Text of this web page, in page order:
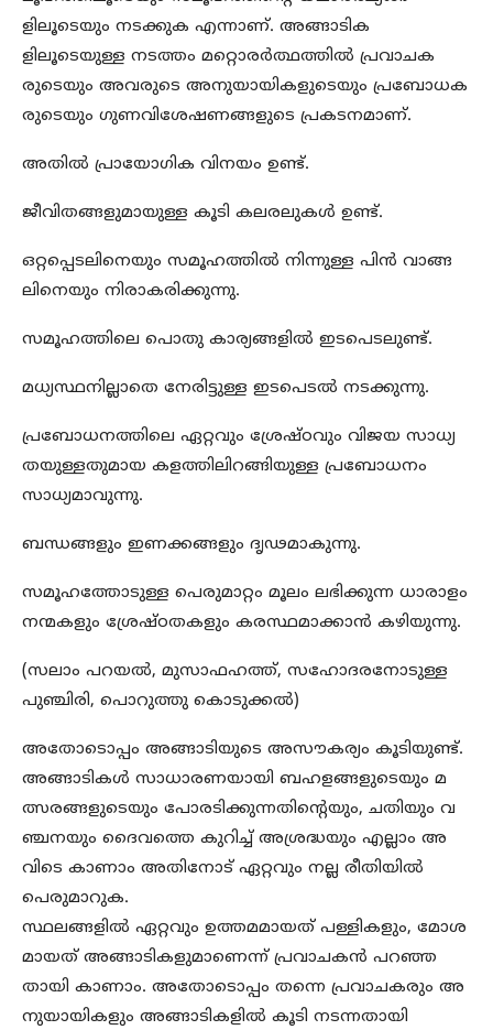
ളിലൂടെയും നടക്കുക എന്നാണ്. അങ്ങാടിക
ളിലൂടെയുള്ള നടത്തം മറ്റൊരർത്ഥത്തിൽ പ്രവാചക
രുടെയും അവരുടെ അനുയായികളുടെയും പ്രബോധക
രുടെയും ഗുണവിശേഷണങ്ങളുടെ പ്രകടനമാണ്.
അതിൽ പ്രായോഗിക വിനയം ഉണ്ട്.
ജീവിതങ്ങളുമായുള്ള കൂടി കലരലുകൾ ഉണ്ട്.
ഒറ്റപ്പെടലിനെയും സമൂഹത്തിൽ നിന്നുള്ള പിൻ വാങ്ങ
ലിനെയും നിരാകരിക്കുന്നു.
സമൂഹത്തിലെ പൊതു കാര്യങ്ങളിൽ ഇടപെടലുണ്ട്.
മധ്യസ്ഥനില്ലാതെ നേരിട്ടുള്ള ഇടപെടൽ നടക്കുന്നു.
പ്രബോധനത്തിലെ ഏറ്റവും ശ്രേഷ്ഠവും വിജയ സാധ്യ
തയുള്ളതുമായ കളത്തിലിറങ്ങിയുള്ള പ്രബോധനം
സാധ്യമാവുന്നു.
ബന്ധങ്ങളും ഇണക്കങ്ങളും ദൃഢമാകുന്നു.
സമൂഹത്തോടുള്ള പെരുമാറ്റം മൂലം ലഭിക്കുന്ന ധാരാളം
നന്മകളും ശ്രേഷ്ഠതകളും കരസ്ഥമാക്കാൻ കഴിയുന്നു.
(സലാം പറയൽ, മുസാഫഹത്ത്, സഹോദരനോടുള്ള
പുഞ്ചിരി, പൊറുത്തു കൊടുക്കൽ)
അതോടൊപ്പം അങ്ങാടിയുടെ അസൗകര്യം കൂടിയുണ്ട്.
അങ്ങാടികൾ സാധാരണയായി ബഹളങ്ങളുടെയും മ
ത്സരങ്ങളുടെയും പോരടിക്കുന്നതിന്റെയും, ചതിയും വ
ഞ്ചനയും ദൈവത്തെ കുറിച്ച് അശ്രദ്ധയും എല്ലാം അ
വിടെ കാണാം അതിനോട് ഏറ്റവും നല്ല രീതിയിൽ
പെരുമാറുക.
സ്ഥലങ്ങളിൽ ഏറ്റവും ഉത്തമമായത് പള്ളികളും, മോശ
മായത് അങ്ങാടികളുമാണെന്ന് പ്രവാചകൻ പറഞ്ഞ
തായി കാണാം. അതോടൊപ്പം തന്നെ പ്രവാചകരും അ
നുയായികളും അങ്ങാടികളിൽ കൂടി നടന്നതായി